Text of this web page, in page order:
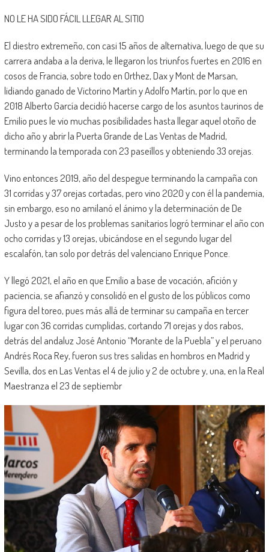
NO LE HA SIDO FÁCIL LLEGAR AL SITIO
El diestro extremeño, con casi 15 años de alternativa, luego de que su
carrera andaba a la deriva, le llegaron los triunfos fuertes en 2016 en
cosos de Francia, sobre todo en Orthez, Dax y Mont de Marsan,
lidiando ganado de Victorino Martín y Adolfo Martín, por lo que en
2018 Alberto García decidió hacerse cargo de los asuntos taurinos de
Emilio pues le vio muchas posibilidades hasta llegar aquel otoño de
dicho año y abrir la Puerta Grande de Las Ventas de Madrid,
terminando la temporada con 23 paseíllos y obteniendo 33 orejas.
Vino entonces 2019, año del despegue terminando la campaña con
31 corridas y 37 orejas cortadas, pero vino 2020 y con él la pandemia,
sin embargo, eso no amilanó el ánimo y la determinación de De
Justo y a pesar de los problemas sanitarios logró terminar el año con
ocho corridas y 13 orejas, ubicándose en el segundo lugar del
escalafón, tan solo por detrás del valenciano Enrique Ponce.
Y llegó 2021, el año en que Emilio a base de vocación, afición y
paciencia, se afianzó y consolidó en el gusto de los públicos como
figura del toreo, pues más allá de terminar su campaña en tercer
lugar con 36 corridas cumplidas, cortando 71 orejas y dos rabos,
detrás del andaluz José Antonio “Morante de la Puebla” y el peruano
Andrés Roca Rey, fueron sus tres salidas en hombros en Madrid y
Sevilla, dos en Las Ventas el 4 de julio y 2 de octubre y, una, en la Real
Maestranza el 23 de septiembr